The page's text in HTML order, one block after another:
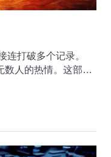
连打破多个记录。
数人的热情。这部口
，给与无限启迪与能